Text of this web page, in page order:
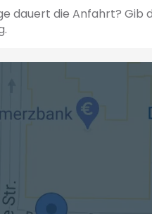
dauert die Anfahrt? Gib
typischen Dienstag morgens